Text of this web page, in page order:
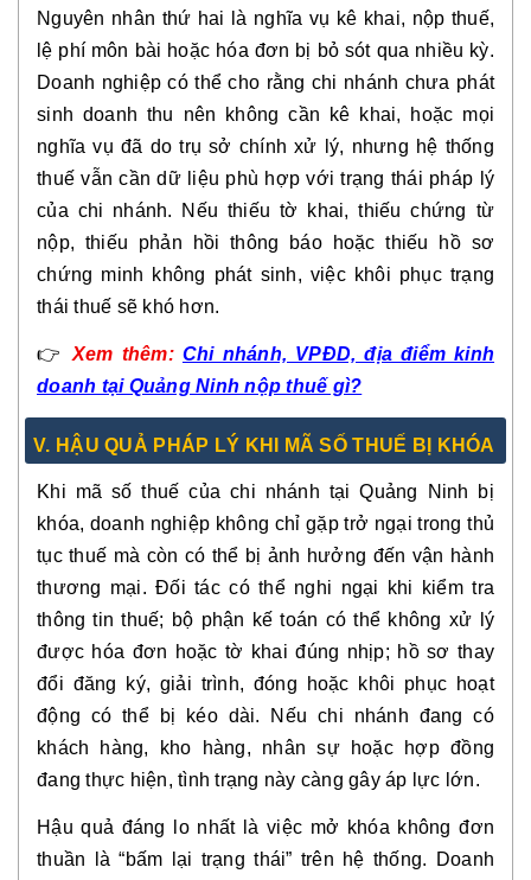
Nguyên nhân thứ hai là nghĩa vụ kê khai, nộp thuế,
lệ phí môn bài hoặc hóa đơn bị bỏ sót qua nhiều kỳ.
Doanh nghiệp có thể cho rằng chi nhánh chưa phát
sinh doanh thu nên không cần kê khai, hoặc mọi
nghĩa vụ đã do trụ sở chính xử lý, nhưng hệ thống
thuế vẫn cần dữ liệu phù hợp với trạng thái pháp lý
của chi nhánh. Nếu thiếu tờ khai, thiếu chứng từ
nộp, thiếu phản hồi thông báo hoặc thiếu hồ sơ
chứng minh không phát sinh, việc khôi phục trạng
thái thuế sẽ khó hơn.
👉 Xem thêm: Chi nhánh, VPĐD, địa điểm kinh
doanh tại Quảng Ninh nộp thuế gì?
V. HẬU QUẢ PHÁP LÝ KHI MÃ SỐ THUẾ BỊ KHÓA
Khi mã số thuế của chi nhánh tại Quảng Ninh bị
khóa, doanh nghiệp không chỉ gặp trở ngại trong thủ
tục thuế mà còn có thể bị ảnh hưởng đến vận hành
thương mại. Đối tác có thể nghi ngại khi kiểm tra
thông tin thuế; bộ phận kế toán có thể không xử lý
được hóa đơn hoặc tờ khai đúng nhịp; hồ sơ thay
đổi đăng ký, giải trình, đóng hoặc khôi phục hoạt
động có thể bị kéo dài. Nếu chi nhánh đang có
khách hàng, kho hàng, nhân sự hoặc hợp đồng
đang thực hiện, tình trạng này càng gây áp lực lớn.
Hậu quả đáng lo nhất là việc mở khóa không đơn
thuần là “bấm lại trạng thái” trên hệ thống. Doanh